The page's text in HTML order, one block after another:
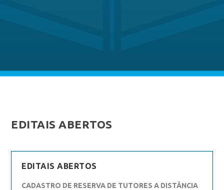
EDITAIS ABERTOS
EDITAIS ABERTOS
CADASTRO DE RESERVA DE TUTORES A DISTÂNCIA